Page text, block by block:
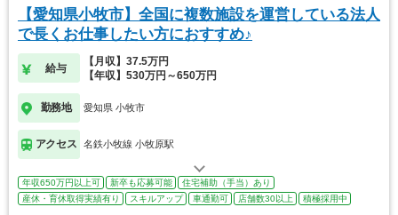
【愛知県小牧市】全国に複数施設を運営している法人
で長くお仕事したい方におすすめ♪
給与
【月収】37.5万円
【年収】530万円～650万円
勤務地 愛知県 小牧市
アクセス 名鉄小牧線 小牧原駅
年収650万円以上可 新卒も応募可能
住宅補助（手当）あり
産休・育休取得実績有り
スキルアップ 車通勤可 店舗数30以上 積極採用中